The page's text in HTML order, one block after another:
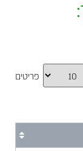
פריטים